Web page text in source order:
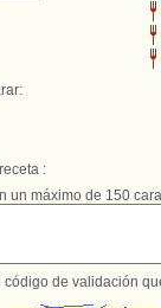
:
un máximo de 150
código de validación